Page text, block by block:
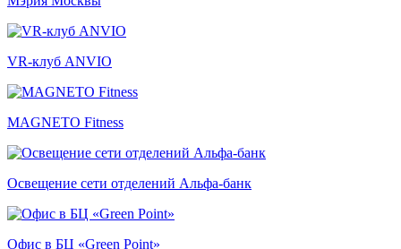
VR-клуб ANVIO
MAGNETO Fitness
Освещение сети отделений Альфа-банк
Офис в БЦ «Green Point»